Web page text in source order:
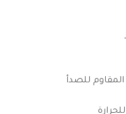
للصدأ